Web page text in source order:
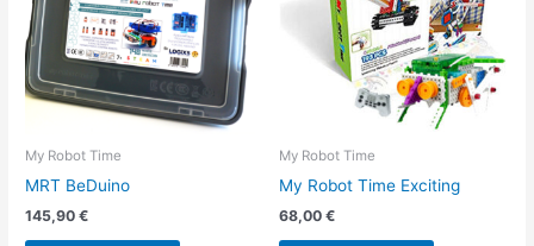
My Robot Time
MRT BeDuino
145,90€
My Robot Time
My Robot Time Exciting
68,00 €